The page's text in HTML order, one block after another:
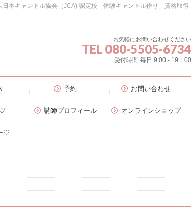
本キャンドル協会（JCA) 認定校 体験キャンドル作り 資格取得
お気軽にお問い合わせください
TEL 080-5505-6734
受付時間 毎日 9:00 - 19：00
予約 お問い合わせ
講師プロフィール オンラインショップ
♡